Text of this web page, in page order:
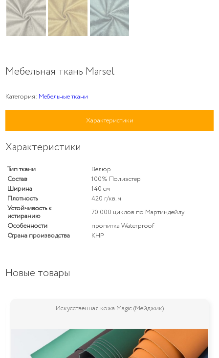
Мебельная ткань Marsel
Категория: Мебельные ткани
Характеристики
Характеристики
Тип ткани
Велюр
Состав
100% Полиэстер
Ширина
140 см
Плотность
420 г/кв. м
Устойчивость к
истиранию
70 000 циклов по Мартиндейлу
Особенности
пропитка Waterproof
Страна производства
КНР
Новые товары
Мебельная ткань